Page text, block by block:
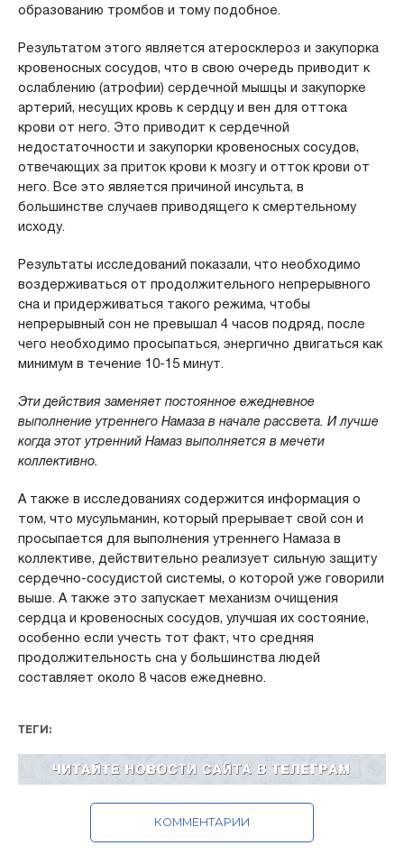
образованию тромбов и тому подобное.
Результатом этого является атеросклероз и закупорка
кровеносных сосудов, что в свою очередь приводит к
ослаблению (атрофии) сердечной мышцы и закупорке
артерий, несущих кровь к сердцу и вен для оттока
крови от него. Это приводит к сердечной
недостаточности и закупорки кровеносных сосудов,
отвечающих за приток крови к мозгу и отток крови от
него. Все это является причиной инсульта, в
большинстве случаев приводящего к смертельному
исходу.
Результаты исследований показали, что необходимо
воздерживаться от продолжительного непрерывного
сна и придерживаться такого режима, чтобы
непрерывный сон не превышал 4 часов подряд, после
чего необходимо просыпаться, энергично двигаться как
минимум в течение 10-15 минут.
Эти действия заменяет постоянное ежедневное
выполнение утреннего Намаза в начале рассвета. И лучше
когда этот утренний Намаз выполняется в мечети
коллективно.
А также в исследованиях содержится информация о
том, что мусульманин, который прерывает свой сон и
просыпается для выполнения утреннего Намаза в
коллективе, действительно реализует сильную защиту
сердечно-сосудистой системы, о которой уже говорили
выше. А также это запускает механизм очищения
сердца и кровеносных сосудов, улучшая их состояние,
особенно если учесть тот факт, что средняя
продолжительность сна у большинства людей
составляет около 8 часов ежедневно.
ТЕГИ:
КОММЕНТАРИИ